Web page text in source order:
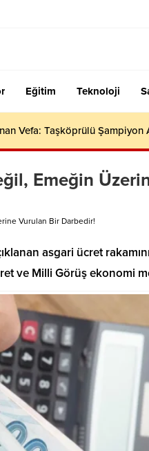
Eğitim Teknoloji
Vefa: Taşköprülü
Emeğin
Vurulan Bir Darbedir!
asgari ücret
ve Milli Görüş ekonomi